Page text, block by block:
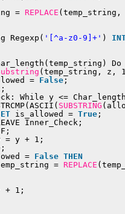
= REPLACE
Regexp( '[^a-z0-9]+' )
Do
(temp_string, z,
= False ;
While y <=
SUBSTRING
is_allowed = True ;
Inner_Check;
= y + 1;
= False THEN
= REPLACE
+ 1;